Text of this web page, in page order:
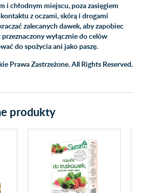
i chłodnym miejscu, poza zasięgiem
z oczami, skórą i drogami
zalecanych dawek, aby zapobiec
wyłącznie do celów
do spożycia ani jako paszę.
Prawa Zastrzeżone. All Rights Reserved.
produkty